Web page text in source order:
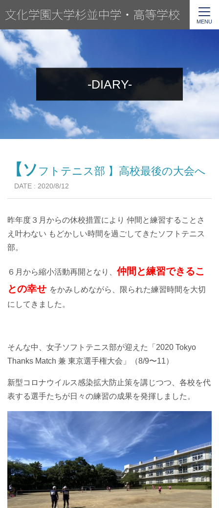
MENU
-DIARY-
【ソ フトテニス部 】高校最後の大会へ
DATE : 2020/8/12
昨年度３月からの休校措置により 仲間と練習することさ
え叶わない もどかしい時間を過ごしてきたソフトテニス
部。
６月から縮小活動再開となり、仲間と練習できるこ
との幸せ をかみしめながら、限られた練習時間を大切
にしてきました。
そんな中、女子ソフトテニス部が迎えた「2020 Tokyo
Thanks Match 兼 東京選手権大会」（8/9〜11）
新型コロナウイルス感染拡大防止策を講じつつ、各校を代
表する選手たちが日々の練習の成果を発揮しました。